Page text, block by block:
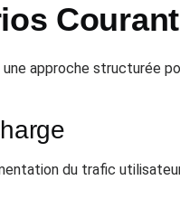
approche structurée
du trafic